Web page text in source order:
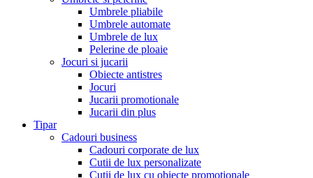
Umbrele pliabile
Umbrele automate
Umbrele de lux
Pelerine de ploaie
Jocuri si jucarii
Obiecte antistres
Jocuri
Jucarii promotionale
Jucarii din plus
Tipar
Cadouri business
Cadouri corporate de lux
Cutii de lux personalizate
Cutii de lux cu obiecte promotionale